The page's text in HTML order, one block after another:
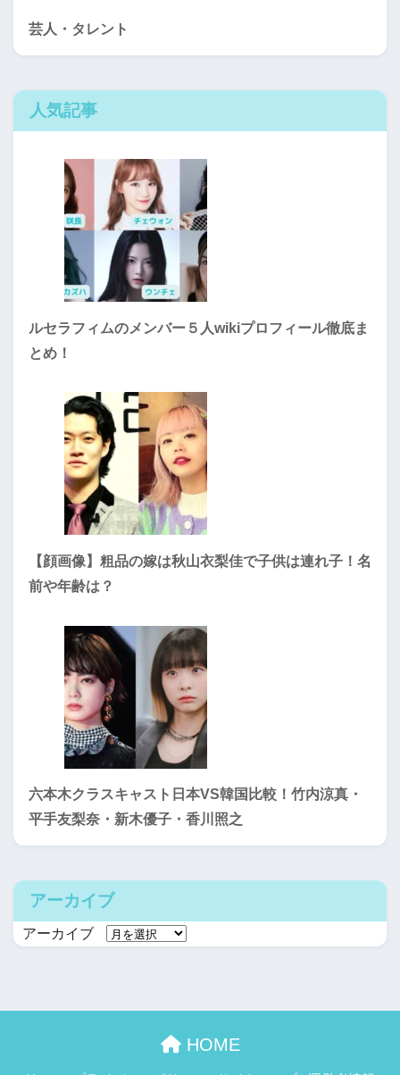
芸人・タレント
人気記事
ルセラフィムのメンバー５人wikiプロフィール徹底ま
とめ！
【顔画像】粗品の嫁は秋山衣梨佳で子供は連れ子！名
前や年齢は？
六本木クラスキャスト日本VS韓国比較！竹内涼真・
平手友梨奈・新木優子・香川照之
アーカイブ
アーカイブ
HOME